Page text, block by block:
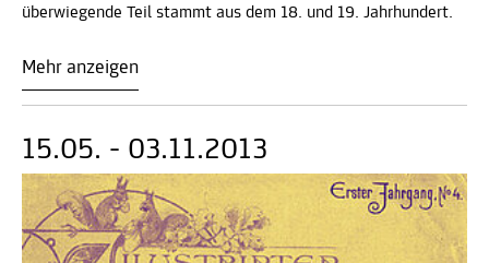
überwiegende Teil stammt aus dem 18. und 19. Jahrhundert.
Mehr anzeigen
15.05. - 03.11.2013